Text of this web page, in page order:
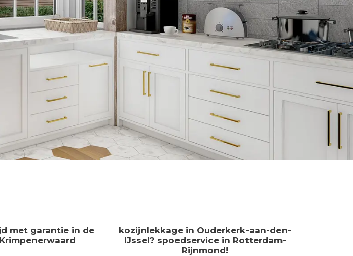
met garantie in de
kozijnlekkage in Ouderkerk-aan-den-
IJssel? spoedservice in Rotterdam-
Rijnmond!